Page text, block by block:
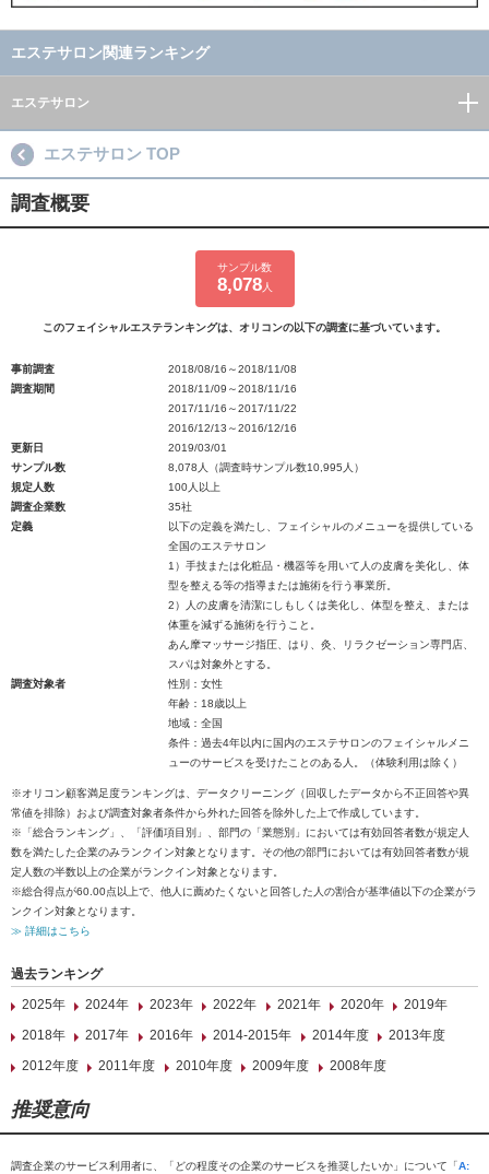
エステサロン関連ランキング
エステサロン
エステサロン TOP
調査概要
サンプル数
8,078人
このフェイシャルエステランキングは、オリコンの以下の調査に基づいています。
事前調査
2018/08/16～2018/11/08
調査期間
2018/11/09～2018/11/16
2017/11/16～2017/11/22
2016/12/13～2016/12/16
更新日
2019/03/01
サンプル数
8,078人（調査時サンプル数10,995人）
規定人数
100人以上
調査企業数
35社
定義
以下の定義を満たし、フェイシャルのメニューを提供している
全国のエステサロン
1）手技または化粧品・機器等を用いて人の皮膚を美化し、体
型を整える等の指導または施術を行う事業所。
2）人の皮膚を清潔にしもしくは美化し、体型を整え、または
体重を減ずる施術を行うこと。
あん摩マッサージ指圧、はり、灸、リラクゼーション専門店、
スパは対象外とする。
調査対象者
性別：女性
年齢：18歳以上
地域：全国
条件：過去4年以内に国内のエステサロンのフェイシャルメニ
ューのサービスを受けたことのある人。（体験利用は除く）
※オリコン顧客満足度ランキングは、データクリーニング（回収したデータから不正回答や異
常値を排除）および調査対象者条件から外れた回答を除外した上で作成しています。
※「総合ランキング」、「評価項目別」、部門の「業態別」においては有効回答者数が規定人
数を満たした企業のみランクイン対象となります。その他の部門においては有効回答者数が規
定人数の半数以上の企業がランクイン対象となります。
※総合得点が60.00点以上で、他人に薦めたくないと回答した人の割合が基準値以下の企業がラ
ンクイン対象となります。
≫ 詳細はこちら
過去ランキング
2025年
2024年 2023年 2022年 2021年 2020年
2019年
2018年
2017年 2016年 2014-2015年 2014年度
2013年度
2012年度
2011年度 2010年度 2009年度 2008年度
推奨意向
調査企業のサービス利用者に、「どの程度その企業のサービスを推奨したいか」について「A: